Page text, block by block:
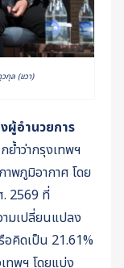
กุล (ขวา)
ผู้อำนวยการ
ย้ำว่ากรุงเทพฯ​
พภูมิอากาศ โดย
2569 ที่
มเปลี่ยนแปลง
อคิดเป็น 21.61%
ทพฯ โดยแบ่ง